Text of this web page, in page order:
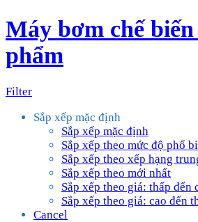
Máy bơm chế
phẩm
Filter
Sắp xếp mặc định
Sắp xếp mặc định
Sắp xếp theo mức độ phổ
Sắp xếp theo xếp hạng
Sắp xếp theo mới nhất
Sắp xếp theo giá: thấp đến
Sắp xếp theo giá: cao đến
Cancel